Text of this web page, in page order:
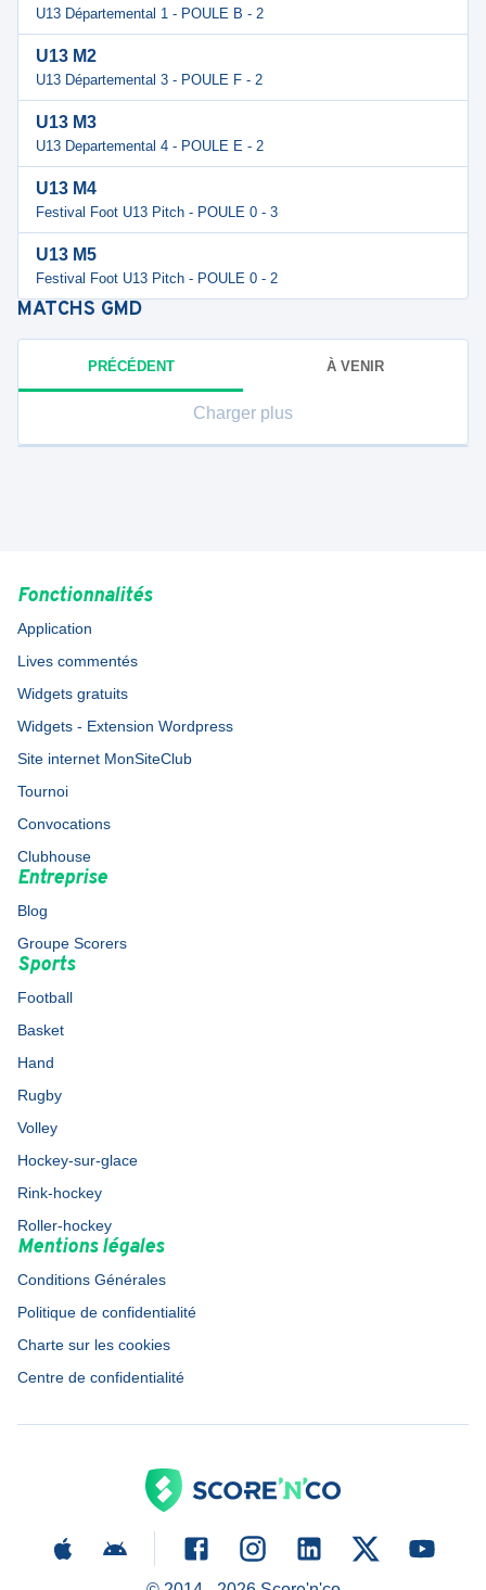
U13 Départemental 1 - POULE B - 2
U13 M2
U13 Départemental 3 - POULE F - 2
U13 M3
U13 Departemental 4 - POULE E - 2
U13 M4
Festival Foot U13 Pitch - POULE 0 - 3
U13 M5
Festival Foot U13 Pitch - POULE 0 - 2
MATCHS GMD
PRÉCÉDENT À VENIR
Charger plus
Fonctionnalités
Application
Lives commentés
Widgets gratuits
Widgets - Extension Wordpress
Site internet MonSiteClub
Tournoi
Convocations
Clubhouse
Entreprise
Blog
Groupe Scorers
Sports
Football
Basket
Hand
Rugby
Volley
Hockey-sur-glace
Rink-hockey
Roller-hockey
Mentions légales
Conditions Générales
Politique de confidentialité
Charte sur les cookies
Centre de confidentialité